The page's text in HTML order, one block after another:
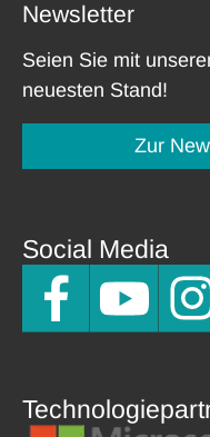
Newsletter
Seien Sie mit
neuesten Stand!
Zur
Social Media